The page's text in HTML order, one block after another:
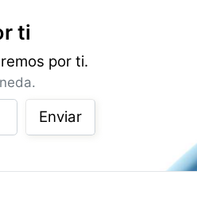
ti
por ti.
Enviar